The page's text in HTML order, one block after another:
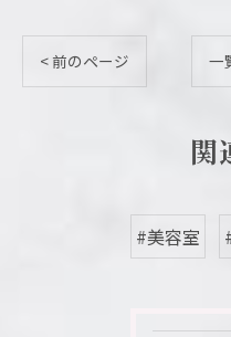
< 前のページ 一
関
#美容室